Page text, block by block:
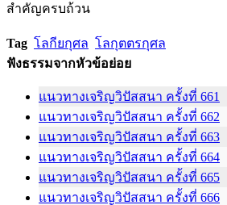
สำคัญครบถ้วน
Tag โลกียกุศล โลกุตตรกุศล
ฟังธรรมจากหัวข้อย่อย
แนวทางเจริญวิปัสสนา ครั้งที่ 661
แนวทางเจริญวิปัสสนา ครั้งที่ 662
แนวทางเจริญวิปัสสนา ครั้งที่ 663
แนวทางเจริญวิปัสสนา ครั้งที่ 664
แนวทางเจริญวิปัสสนา ครั้งที่ 665
แนวทางเจริญวิปัสสนา ครั้งที่ 666